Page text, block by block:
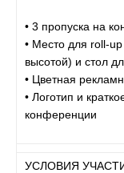
• 3 пропуска на
• Место для roll-
высотой) и стол
• Цветная
• Логотип и
конференции
УСЛОВИЯ